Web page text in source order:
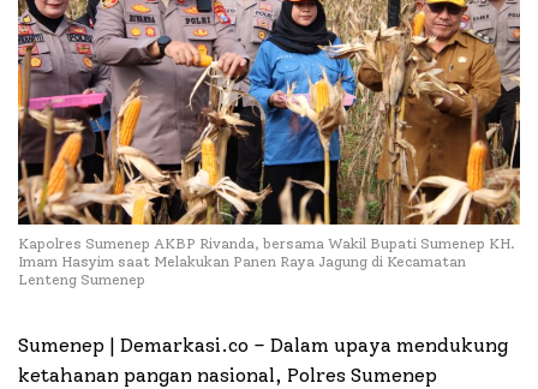
Kapolres Sumenep AKBP Rivanda, bersama Wakil Bupati Sumenep KH.
Imam Hasyim saat Melakukan Panen Raya Jagung di Kecamatan
Lenteng Sumenep
Sumenep | Demarkasi.co – Dalam upaya mendukung
ketahanan pangan nasional, Polres Sumenep